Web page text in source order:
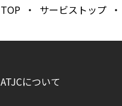
TOP サービストップ
ATJCについて